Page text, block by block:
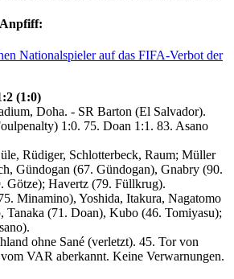
Nationalspieler auf das FIFA-Verbot der
(1:0)
Doha. - SR Barton (El Salvador).
1:0. 75. Doan 1:1. 83. Asano
Rüdiger, Schlotterbeck, Raum; Müller
Gündogan (67. Gündogan), Gnabry (90.
Götze); Havertz (79. Füllkrug).
Minamino), Yoshida, Itakura, Nagatomo
Tanaka (71. Doan), Kubo (46. Tomiyasu);
ohne Sané (verletzt). 45. Tor von
VAR aberkannt. Keine Verwarnungen.